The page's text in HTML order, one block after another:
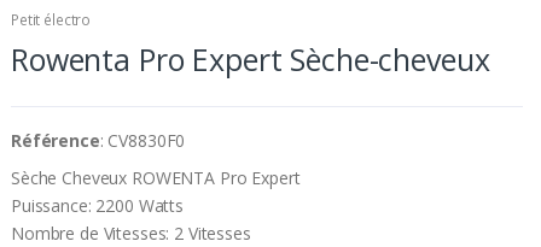
Petit électro
Rowenta Pro Expert Sèche-cheveux
Référence: CV8830F0
Sèche Cheveux ROWENTA Pro Expert
Puissance: 2200 Watts
Nombre de Vitesses: 2 Vitesses